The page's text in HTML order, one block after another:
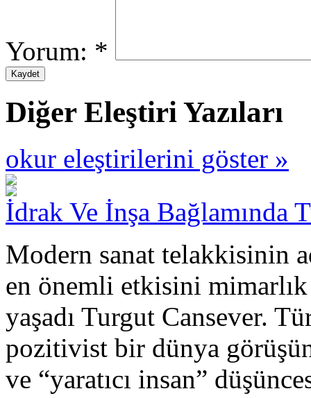
Yorum: *
Diğer Eleştiri Yazıları
okur eleştirilerini göster »
İdrak Ve İnşa Bağlamında
Modern sanat telakkisinin
en önemli etkisini
yaşadı Turgut Cansever.
pozitivist bir dünya
ve “yaratıcı insan”